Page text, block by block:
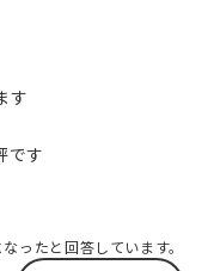
す
です
ったと回答しています。